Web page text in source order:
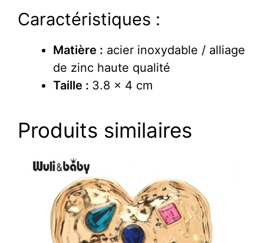
Caractéristiques :
Matière : acier inoxydable / alliage
de zinc haute qualité
Taille : 3.8 x 4 cm
Produits similaires